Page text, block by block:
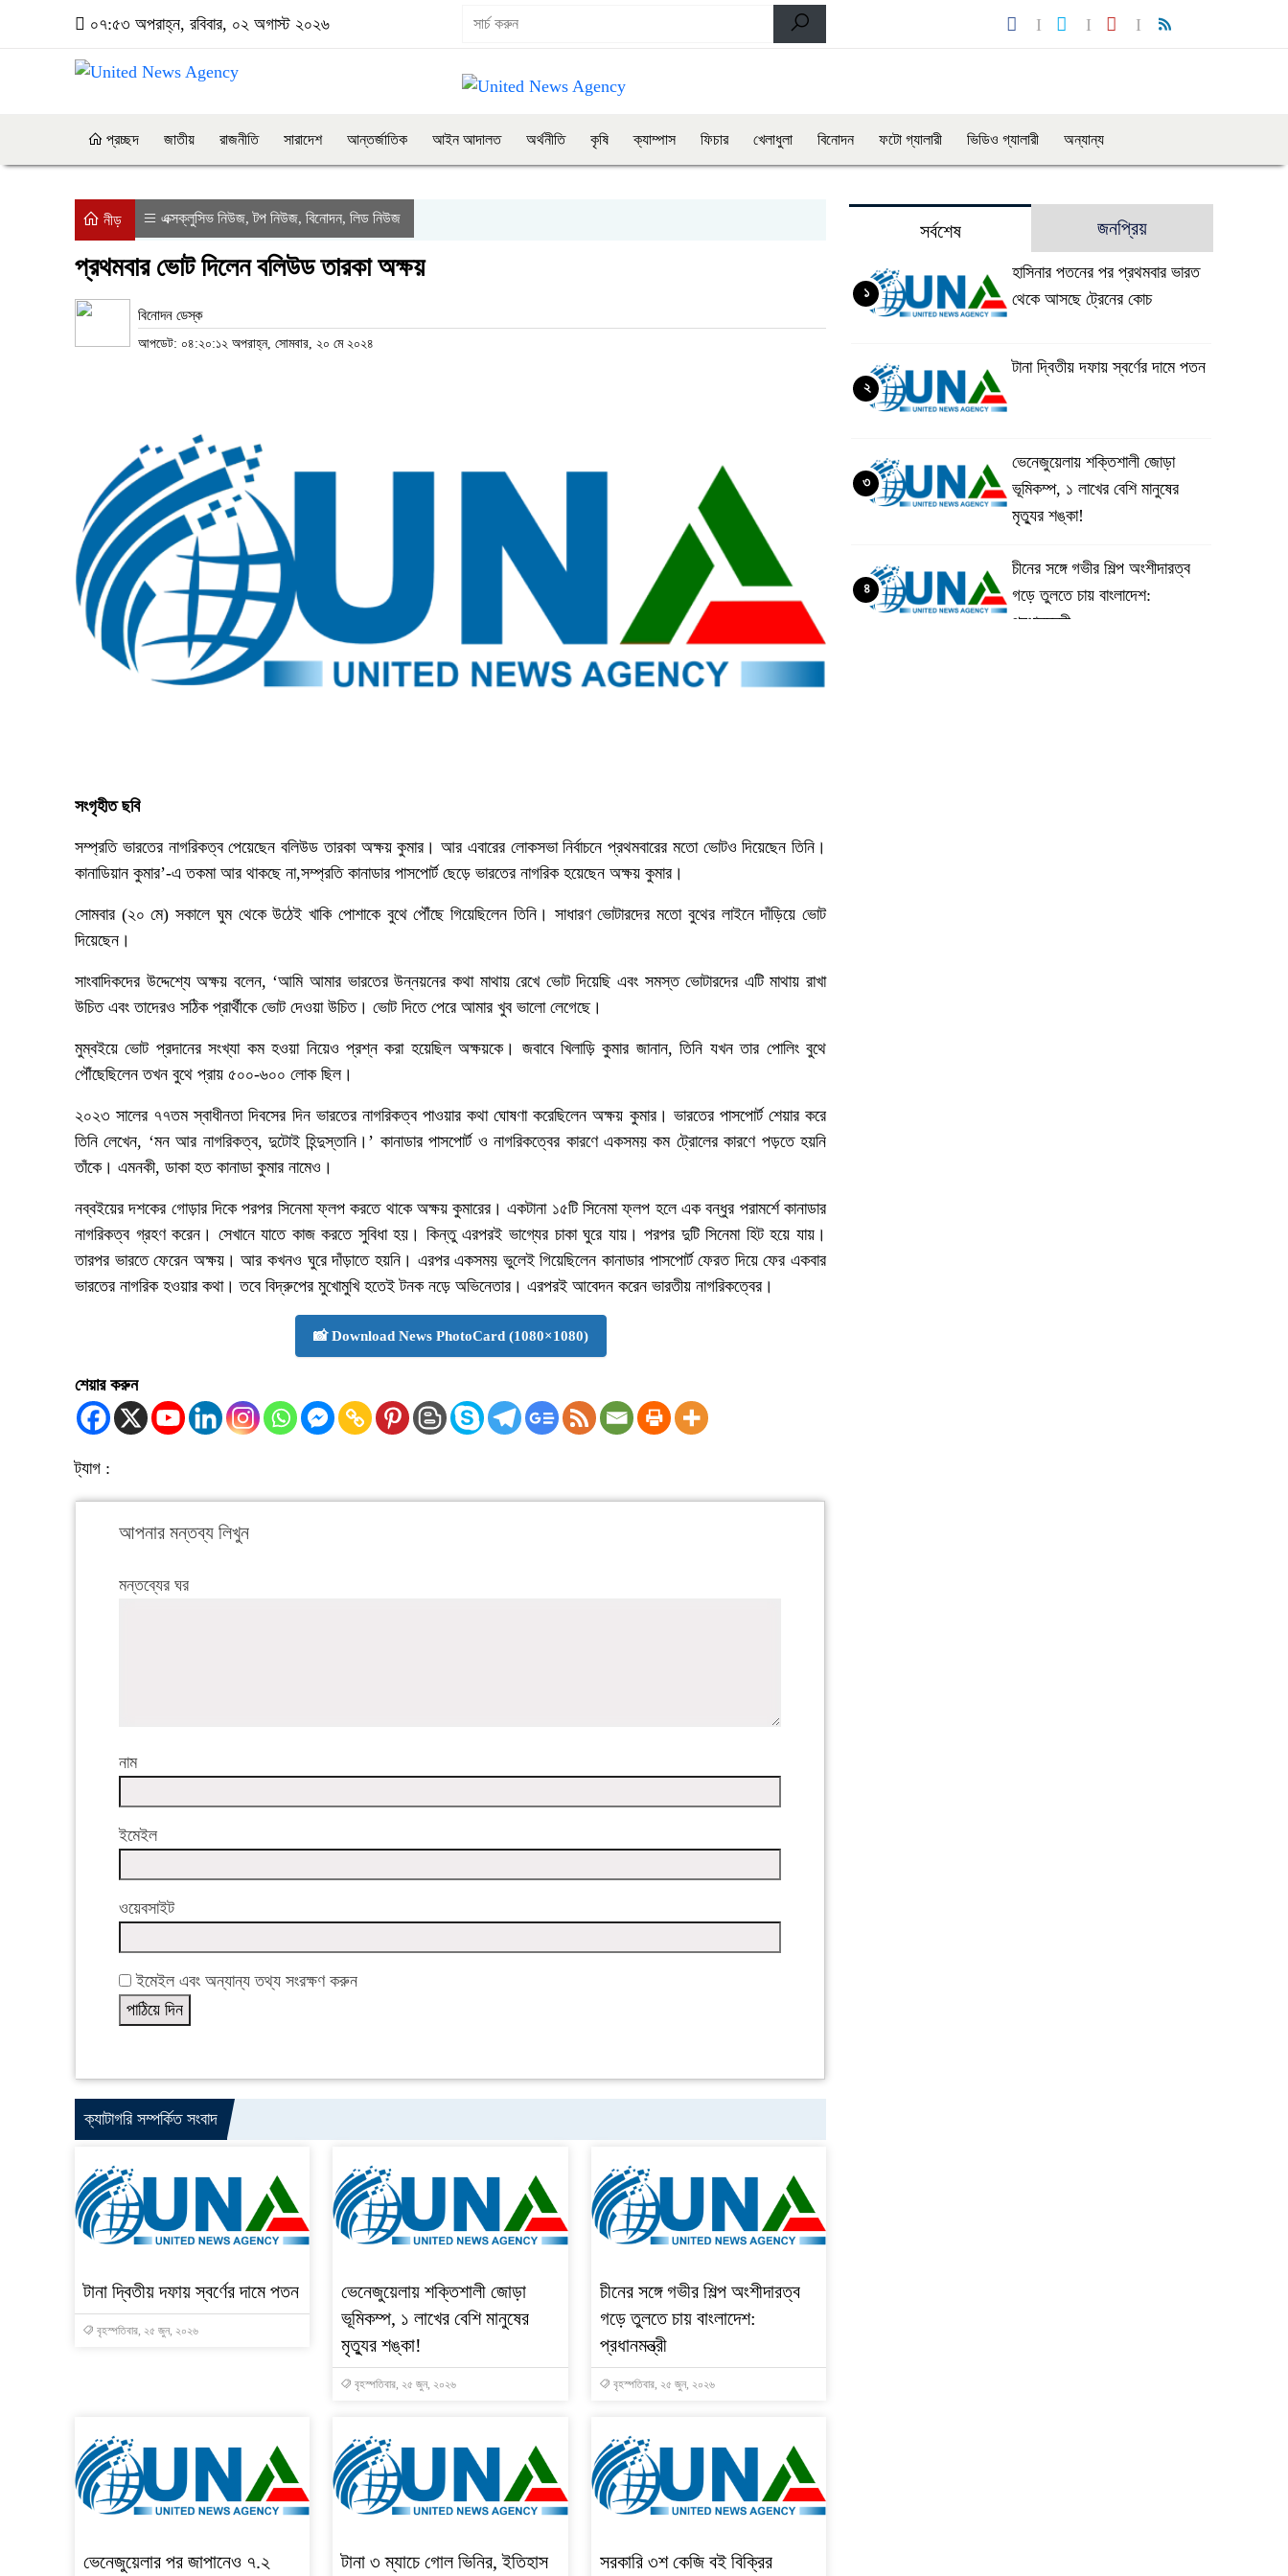
০৭:৫৩ অপরাহ্ন, রবিবার, ০২ অগাস্ট ২০২৬
প্রচ্ছদ জাতীয় রাজনীতি সারাদেশ আন্তর্জাতিক আইন আদালত অর্থনীতি কৃষি ক্যাম্পাস ফিচার খেলাধুলা বিনোদন ফটো গ্যালারী ভিডিও গ্যালারী অন্যান্য
নীড় এক্সক্লুসিভ নিউজ,টপ নিউজ, বিনোদন, লিড নিউজ
প্রথমবার ভোট দিলেন বলিউড তারকা অক্ষয়
বিনোদন ডেস্ক
আপডেট: ০৪:২০:১২ অপরাহ্ন, সোমবার, ২০ মে ২০২৪
সংগৃহীত ছবি
সম্প্রতি ভারতের নাগরিকত্ব পেয়েছেন বলিউড তারকা অক্ষয় কুমার। আর এবারের লোকসভা নির্বাচনে প্রথমবারের মতো ভোটও দিয়েছেন তিনি।
কানাডিয়ান কুমার’-এ তকমা আর থাকছে না,সম্প্রতি কানাডার পাসপোর্ট ছেড়ে ভারতের নাগরিক হয়েছেন অক্ষয় কুমার।
সোমবার (২০ মে) সকালে ঘুম থেকে উঠেই খাকি পোশাকে বুথে পৌঁছে গিয়েছিলেন তিনি। সাধারণ ভোটারদের মতো বুথের লাইনে দাঁড়িয়ে ভোট
দিয়েছেন।
সাংবাদিকদের উদ্দেশ্যে অক্ষয় বলেন, ‘আমি আমার ভারতের উন্নয়নের কথা মাথায় রেখে ভোট দিয়েছি এবং সমস্ত ভোটারদের এটি মাথায় রাখা
উচিত এবং তাদেরও সঠিক প্রার্থীকে ভোট দেওয়া উচিত। ভোট দিতে পেরে আমার খুব ভালো লেগেছে।
মুম্বইয়ে ভোট প্রদানের সংখ্যা কম হওয়া নিয়েও প্রশ্ন করা হয়েছিল অক্ষয়কে। জবাবে খিলাড়ি কুমার জানান, তিনি যখন তার পোলিং বুথে
পৌঁছেছিলেন তখন বুথে প্রায় ৫০০-৬০০ লোক ছিল।
২০২৩ সালের ৭৭তম স্বাধীনতা দিবসের দিন ভারতের নাগরিকত্ব পাওয়ার কথা ঘোষণা করেছিলেন অক্ষয় কুমার। ভারতের পাসপোর্ট শেয়ার করে
তিনি লেখেন, ‘মন আর নাগরিকত্ব, দুটোই হিন্দুস্তানি।’ কানাডার পাসপোর্ট ও নাগরিকত্বের কারণে একসময় কম ট্রোলের কারণে পড়তে হয়নি
তাঁকে। এমনকী, ডাকা হত কানাডা কুমার নামেও।
নব্বইয়ের দশকের গোড়ার দিকে পরপর সিনেমা ফ্লপ করতে থাকে অক্ষয় কুমারের। একটানা ১৫টি সিনেমা ফ্লপ হলে এক বন্ধুর পরামর্শে কানাডার
নাগরিকত্ব গ্রহণ করেন। সেখানে যাতে কাজ করতে সুবিধা হয়। কিন্তু এরপরই ভাগ্যের চাকা ঘুরে যায়। পরপর দুটি সিনেমা হিট হয়ে যায়।
তারপর ভারতে ফেরেন অক্ষয়। আর কখনও ঘুরে দাঁড়াতে হয়নি। এরপর একসময় ভুলেই গিয়েছিলেন কানাডার পাসপোর্ট ফেরত দিয়ে ফের একবার
ভারতের নাগরিক হওয়ার কথা। তবে বিদ্রুপের মুখোমুখি হতেই টনক নড়ে অভিনেতার। এরপরই আবেদন করেন ভারতীয় নাগরিকত্বের।
📸 Download News PhotoCard (1080×1080)
শেয়ার করুন
ট্যাগ :
আপনার মন্তব্য লিখুন
মন্তব্যের ঘর
নাম
ইমেইল
ওয়েবসাইট
ইমেইল এবং অন্যান্য তথ্য সংরক্ষণ করুন
ক্যাটাগরি সম্পর্কিত সংবাদ
টানা দ্বিতীয় দফায় স্বর্ণের দামে পতন
বৃহস্পতিবার, ২৫ জুন, ২০২৬
ভেনেজুয়েলায় শক্তিশালী জোড়া
ভূমিকম্প, ১ লাখের বেশি মানুষের
মৃত্যুর শঙ্কা!
বৃহস্পতিবার, ২৫ জুন, ২০২৬
চীনের সঙ্গে গভীর শিল্প অংশীদারত্ব
গড়ে তুলতে চায় বাংলাদেশ:
প্রধানমন্ত্রী
বৃহস্পতিবার, ২৫ জুন, ২০২৬
ভেনেজুয়েলার পর জাপানেও ৭.২ টানা ৩ ম্যাচে গোল ভিনির, ইতিহাস সরকারি ৩শ কেজি বই বিক্রির
সর্বশেষ জনপ্রিয়
হাসিনার পতনের পর প্রথমবার ভারত
থেকে আসছে ট্রেনের কোচ
১
টানা দ্বিতীয় দফায় স্বর্ণের দামে পতন
২
ভেনেজুয়েলায় শক্তিশালী জোড়া
ভূমিকম্প, ১ লাখের বেশি মানুষের
মৃত্যুর শঙ্কা!
৩
চীনের সঙ্গে গভীর শিল্প অংশীদারত্ব
গড়ে তুলতে চায় বাংলাদেশ:
প্রধানমন্ত্রী
৪